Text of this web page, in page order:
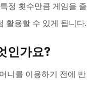
정 횟수만큼 게임을 즐
활용할 수 있게 됩니다.
인가요?
니를 이용하기 전에 반